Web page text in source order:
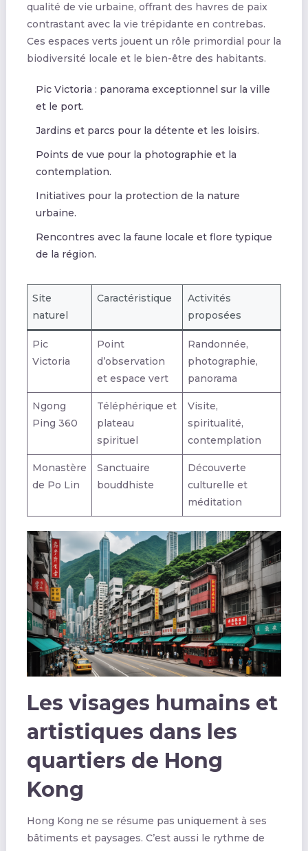
qualité de vie urbaine, offrant des havres de paix
contrastant avec la vie trépidante en contrebas.
Ces espaces verts jouent un rôle primordial pour la
biodiversité locale et le bien-être des habitants.
Pic Victoria : panorama exceptionnel sur la ville
et le port.
Jardins et parcs pour la détente et les loisirs.
Points de vue pour la photographie et la
contemplation.
Initiatives pour la protection de la nature
urbaine.
Rencontres avec la faune locale et flore typique
de la région.
Site
naturel
Caractéristique
Activités
proposées
Pic
Victoria
Point
d’observation
et espace vert
Randonnée,
photographie,
panorama
Ngong
Ping 360
Téléphérique et
plateau
spirituel
Visite,
spiritualité,
contemplation
Monastère
de Po Lin
Sanctuaire
bouddhiste
Découverte
culturelle et
méditation
Les visages humains et
artistiques dans les
quartiers de Hong
Kong
Hong Kong ne se résume pas uniquement à ses
bâtiments et paysages. C’est aussi le rythme de